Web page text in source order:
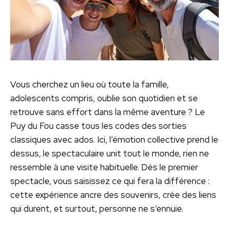
Vous cherchez un lieu où toute la famille,
adolescents compris, oublie son quotidien et se
retrouve sans effort dans la même aventure ? Le
Puy du Fou casse tous les codes des sorties
classiques avec ados. Ici, l’émotion collective prend le
dessus, le spectaculaire unit tout le monde, rien ne
ressemble à une visite habituelle. Dès le premier
spectacle, vous saisissez ce qui fera la différence :
cette expérience ancre des souvenirs, crée des liens
qui durent, et surtout, personne ne s’ennuie.